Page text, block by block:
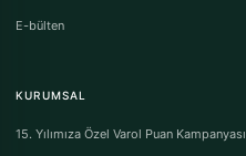
E-bülten
KURUMSAL
15. Yılımıza Özel Varol Puan Kampanyası